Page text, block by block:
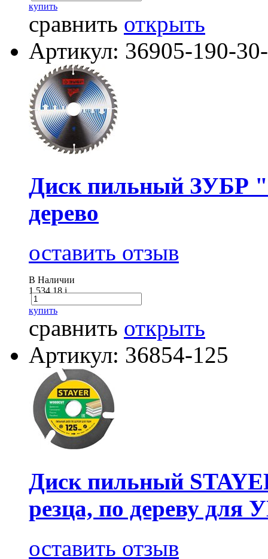
купить
сравнить открыть
Артикул: 36905-190-
Диск пильный ЗУБР
дерево
оставить отзыв
В Наличии
1 534.18i
купить
сравнить открыть
Артикул: 36854-125
Диск пильный
резца, по дереву
оставить отзыв